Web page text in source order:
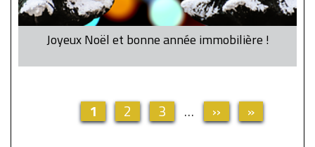
Joyeux Noël et bonne année immobilière !
Page
actuelle
1 Page
2 Page
3 …
Page
suivante
››
Dernière
page
»